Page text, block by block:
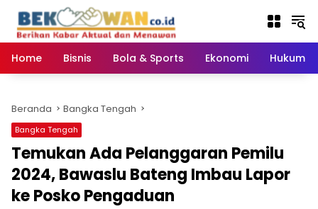
konten
Home
Bisnis Bola & Sports Ekonomi Hukum
Beranda Bangka Tengah
Bangka Tengah
Temukan Ada Pelanggaran Pemilu
2024, Bawaslu Bateng Imbau Lapor
ke Posko Pengaduan